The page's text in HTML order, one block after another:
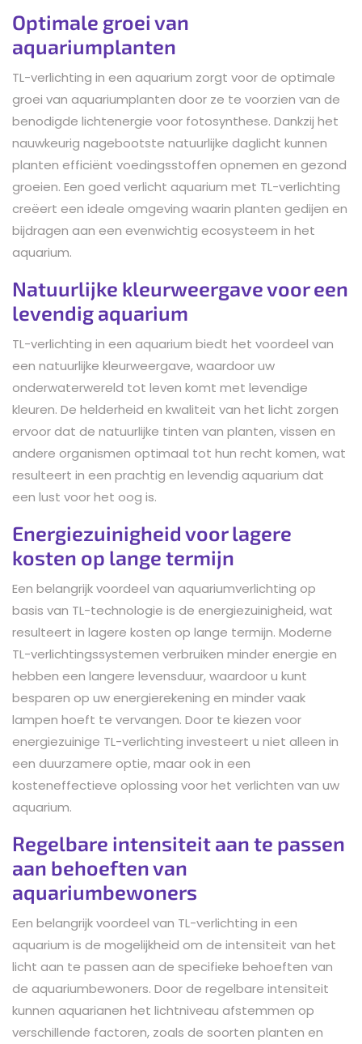
Optimale groei van
aquariumplanten
TL-verlichting in een aquarium zorgt voor de optimale
groei van aquariumplanten door ze te voorzien van de
benodigde lichtenergie voor fotosynthese. Dankzij het
nauwkeurig nagebootste natuurlijke daglicht kunnen
planten efficiënt voedingsstoffen opnemen en gezond
groeien. Een goed verlicht aquarium met TL-verlichting
creëert een ideale omgeving waarin planten gedijen en
bijdragen aan een evenwichtig ecosysteem in het
aquarium.
Natuurlijke kleurweergave voor een
levendig aquarium
TL-verlichting in een aquarium biedt het voordeel van
een natuurlijke kleurweergave, waardoor uw
onderwaterwereld tot leven komt met levendige
kleuren. De helderheid en kwaliteit van het licht zorgen
ervoor dat de natuurlijke tinten van planten, vissen en
andere organismen optimaal tot hun recht komen, wat
resulteert in een prachtig en levendig aquarium dat
een lust voor het oog is.
Energiezuinigheid voor lagere
kosten op lange termijn
Een belangrijk voordeel van aquariumverlichting op
basis van TL-technologie is de energiezuinigheid, wat
resulteert in lagere kosten op lange termijn. Moderne
TL-verlichtingssystemen verbruiken minder energie en
hebben een langere levensduur, waardoor u kunt
besparen op uw energierekening en minder vaak
lampen hoeft te vervangen. Door te kiezen voor
energiezuinige TL-verlichting investeert u niet alleen in
een duurzamere optie, maar ook in een
kosteneffectieve oplossing voor het verlichten van uw
aquarium.
Regelbare intensiteit aan te passen
aan behoeften van
aquariumbewoners
Een belangrijk voordeel van TL-verlichting in een
aquarium is de mogelijkheid om de intensiteit van het
licht aan te passen aan de specifieke behoeften van
de aquariumbewoners. Door de regelbare intensiteit
kunnen aquarianen het lichtniveau afstemmen op
verschillende factoren, zoals de soorten planten en